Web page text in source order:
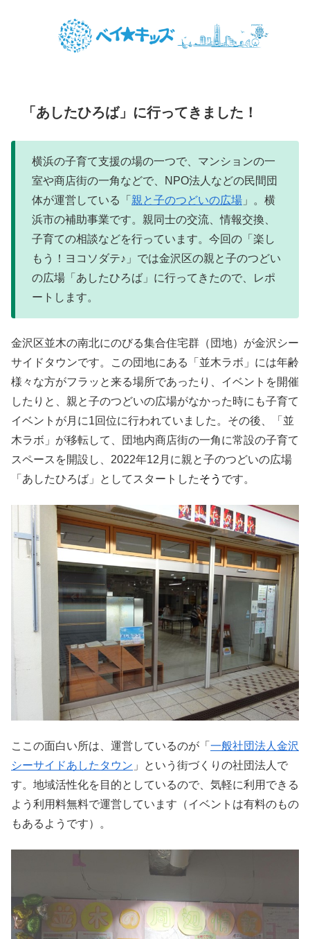
「あしたひろば」に行ってきました！
横浜の子育て支援の場の一つで、マンションの一
室や商店街の一角などで、NPO法人などの民間団
体が運営している「 親と子のつどいの広場 」。横
浜市の補助事業です。親同士の交流、情報交換、
子育ての相談などを行っています。今回の「楽し
もう！ヨコソダテ♪」では金沢区の親と子のつどい
の広場「あしたひろば」に行ってきたので、レポ
ートします。
金沢区並木の南北にのびる集合住宅群（団地）が金沢シー
サイドタウンです。この団地にある「並木ラボ」には年齢
様々な方がフラッと来る場所であったり、イベントを開催
したりと、親と子のつどいの広場がなかった時にも子育て
イベントが月に1回位に行われていました。その後、「並
木ラボ」が移転して、団地内商店街の一角に常設の子育て
スペースを開設し、2022年12月に親と子のつどいの広場
「あしたひろば」としてスタートしたそう です。
ここの面白い所は、運営しているのが「 一般社団法人金沢
シーサイドあしたタウン 」という街づくりの社団法人で
す。地域活性化を目的としているので、気軽に利用できる
よう利用料無料で運営しています（イベントは有料のもの
もあるようです）。